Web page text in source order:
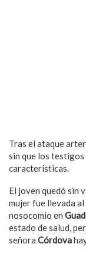
Tras el ataque
sin que los
características.
El joven quedó sin
mujer fue llevada al
nosocomio en
estado de salud,
señora Córdova